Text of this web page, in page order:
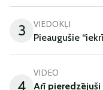
3 VIEDOKĻI
Pieaugušie
4
VIDEO
Arī pieredzējuši